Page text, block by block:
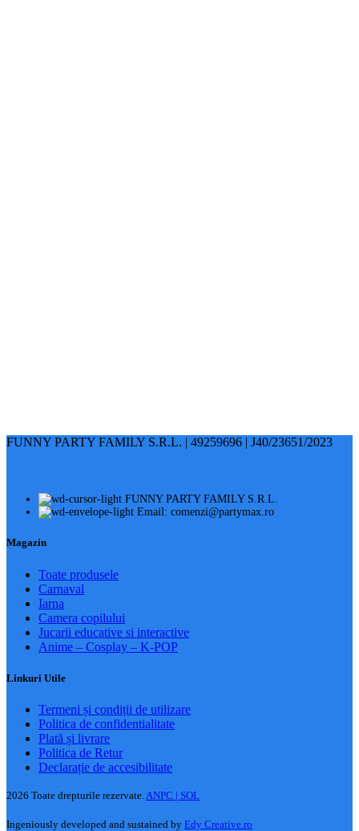
FUNNY PARTY FAMILY S.R.L. | 49259696 | J40/23651/2023
FUNNY PARTY FAMILY S.R.L.
Email: comenzi@partymax.ro
Magazin
Toate produsele
Carnaval
Iarna
Camera copilului
Jucarii educative si interactive
Anime – Cosplay – K‑POP
Linkuri Utile
Termeni și condiții de utilizare
Politica de confidentialitate
Plată și livrare
Politica de Retur
Declarație de accesibilitate
2026 Toate drepturile rezervate. ANPC | SOL
Ingeniously developed and sustained by Edy Creative.ro